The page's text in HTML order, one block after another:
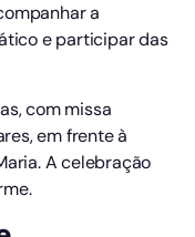
a
e participar das
com missa
em frente à
A celebração